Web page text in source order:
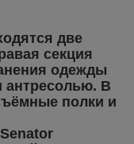
две
секция
одежды
антресолью. В
полки и